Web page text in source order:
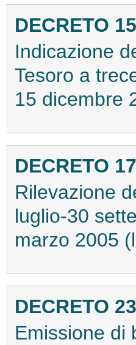
DECRETO
Indicazione
Tesoro a
15 dicembre
DECRETO
Rilevazione
luglio-30
marzo 2005
DECRETO
Emissione di